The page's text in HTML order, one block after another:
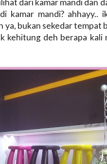
dari kamar mandi dan
kamar mandi? ahhayy..
bukan sekedar tempat
kehitung deh berapa kali